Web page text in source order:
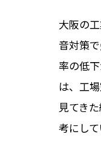
大阪の
音対策
率の低
は、工
見てき
考にして